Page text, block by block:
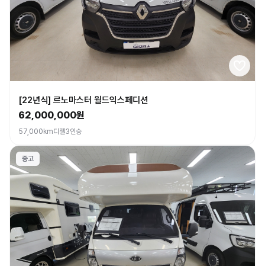
[22년식] 르노마스터 월드익스페디션
62,000,000원
57,000km디젤3인승
중고